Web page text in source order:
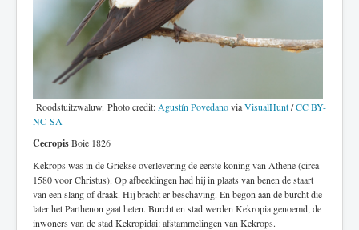
Historie
Literatuur
Roodstuitzwaluw. Photo credit: Agustín PovedanoviaVisualHunt/CC BY-
NC-SA
CecropisBoie 1826
Kekrops was in de Griekse overlevering de eerste koning van Athene (circa
1580 voor Christus). Op afbeeldingen had hij in plaats van benen de staart
van een slang of draak. Hij bracht er beschaving. En begon aan de burcht die
later het Parthenon gaat heten. Burcht en stad werden Kekropia genoemd, de
inwoners van de stad Kekropidai: afstammelingen van Kekrops.